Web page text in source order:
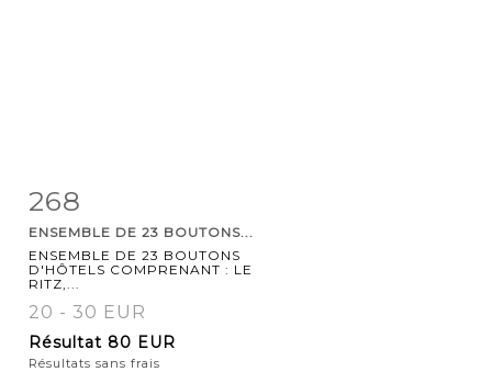
Fiche
268
ENSEMBLE DE 23 BOUTONS...
ENSEMBLE DE 23 BOUTONS
D'HÔTELS COMPRENANT : LE
RITZ,...
20 - 30 EUR
Résultat 80 EUR
Résultats sans frais